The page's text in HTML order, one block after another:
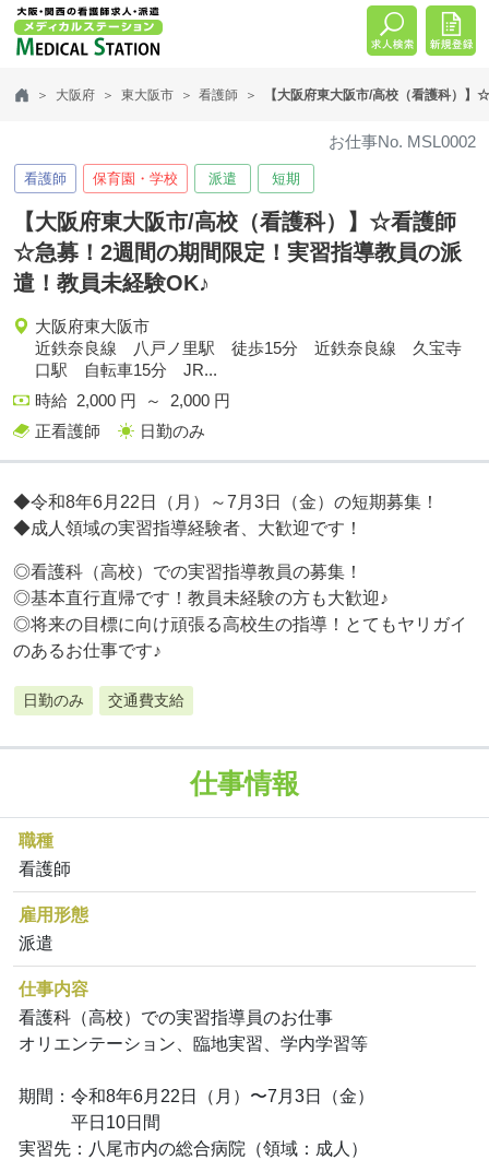
大阪府 東大阪市 看護師 【大阪府東大阪市/高校（看護科）
お仕事No. MSL0002
看護師 保育園・学校 派遣 短期
【大阪府東大阪市/高校（看護科）】☆看護師
☆急募！2週間の期間限定！実習指導教員の派
遣！教員未経験OK♪
大阪府東大阪市
近鉄奈良線 八戸ノ里駅 徒歩15分 近鉄奈良線 久宝寺
口駅 自転車15分 JR...
時給 2,000 円 ～ 2,000 円
正看護師
日勤のみ
◆令和8年6月22日（月）～7月3日（金）の短期募集！
◆成人領域の実習指導経験者、大歓迎です！
◎看護科（高校）での実習指導教員の募集！
◎基本直行直帰です！教員未経験の方も大歓迎♪
◎将来の目標に向け頑張る高校生の指導！とてもヤリガイ
のあるお仕事です♪
日勤のみ 交通費支給
仕事情報
職種
看護師
雇用形態
派遣
仕事内容
看護科（高校）での実習指導員のお仕事
オリエンテーション、臨地実習、学内学習等
期間：令和8年6月22日（月）〜7月3日（金）
平日10日間
実習先：八尾市内の総合病院（領域：成人）